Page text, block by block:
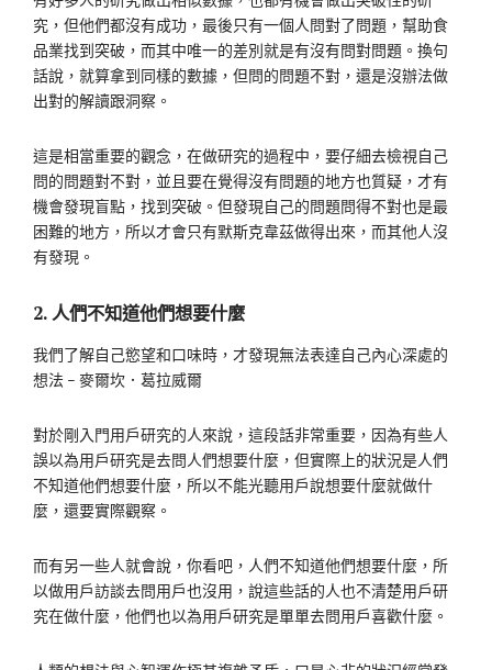
究，但他們都沒有成功，最後只有一個人問對了問題，幫助食
品業找到突破，而其中唯一的差別就是有沒有問對問題。換句
話說，就算拿到同樣的數據，但問的問題不對，還是沒辦法做
出對的解讀跟洞察。
這是相當重要的觀念，在做研究的過程中，要仔細去檢視自己
問的問題對不對，並且要在覺得沒有問題的地方也質疑，才有
機會發現盲點，找到突破。但發現自己的問題問得不對也是最
困難的地方，所以才會只有默斯克韋茲做得出來，而其他人沒
有發現。
2. 人們不知道他們想要什麼
我們了解自己慾望和口味時，才發現無法表達自己內心深處的
想法 – 麥爾坎．葛拉威爾
對於剛入門用戶研究的人來說，這段話非常重要，因為有些人
誤以為用戶研究是去問人們想要什麼，但實際上的狀況是人們
不知道他們想要什麼，所以不能光聽用戶說想要什麼就做什
麼，還要實際觀察。
而有另一些人就會說，你看吧，人們不知道他們想要什麼，所
以做用戶訪談去問用戶也沒用，說這些話的人也不清楚用戶研
究在做什麼，他們也以為用戶研究是單單去問用戶喜歡什麼。